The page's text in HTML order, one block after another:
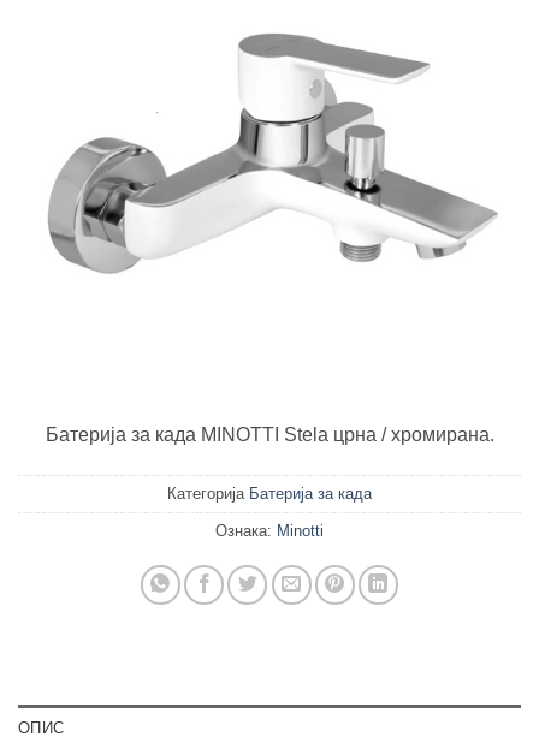
Батерија за када MINOTTI Stela црна / хромирана.
Категорија Батерија за када
Ознака: Minotti
ОПИС